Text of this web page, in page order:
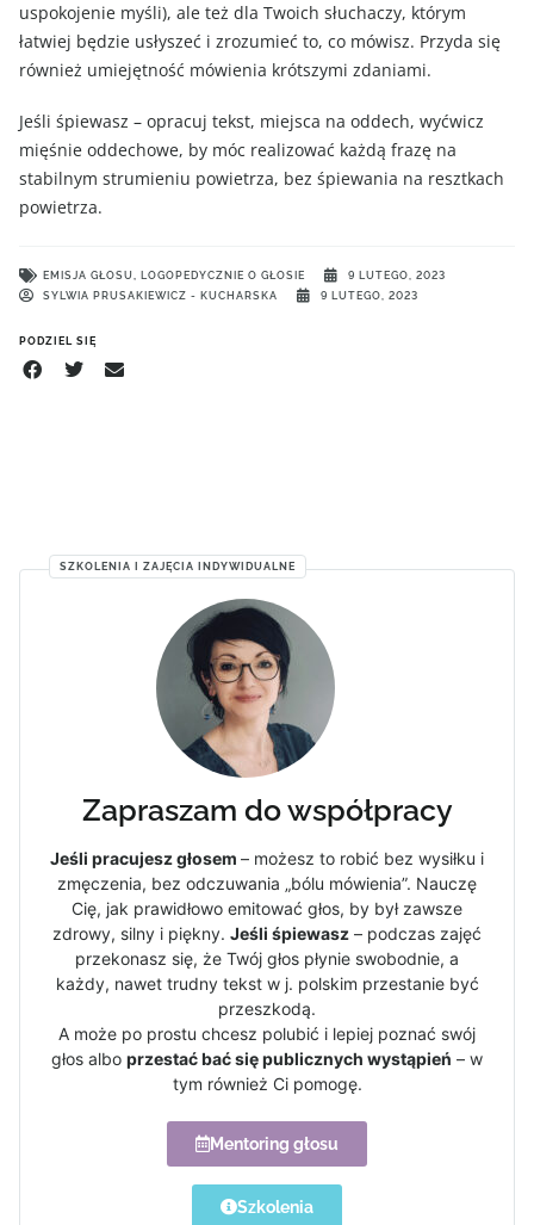
uspokojenie myśli), ale też dla Twoich słuchaczy, którym
łatwiej będzie usłyszeć i zrozumieć to, co mówisz. Przyda się
również umiejętność mówienia krótszymi zdaniami.
Jeśli śpiewasz – opracuj tekst, miejsca na oddech, wyćwicz
mięśnie oddechowe, by móc realizować każdą frazę na
stabilnym strumieniu powietrza, bez śpiewania na resztkach
powietrza.
EMISJA GŁOSU LOGOPEDYCZNIE O GŁOSIE
9 LUTEGO, 2023
SYLWIA PRUSAKIEWICZ - KUCHARSKA
9 LUTEGO, 2023
PODZIEL SIĘ
Zapraszam do współpracy
Jeśli pracujesz głosem – możesz to robić bez wysiłku i
zmęczenia, bez odczuwania „bólu mówienia”. Nauczę
Cię, jak prawidłowo emitować głos, by był zawsze
zdrowy, silny i piękny. Jeśli śpiewasz – podczas zajęć
przekonasz się, że Twój głos płynie swobodnie, a
każdy, nawet trudny tekst w j. polskim przestanie być
przeszkodą.
A może po prostu chcesz polubić i lepiej poznać swój
głos albo przestać bać się publicznych wystąpień – w
tym również Ci pomogę.
Mentoring głosu
Szkolenia
SZKOLENIA I ZAJĘCIA INDYWIDUALNE